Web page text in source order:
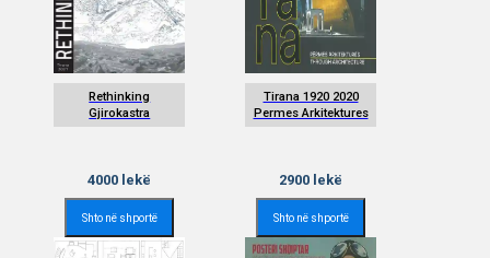
Rethinking
Gjirokastra
4000 lekë
Shto në shportë
Tirana 1920 2020
Permes Arkitektures
2900 lekë
Shto në shportë